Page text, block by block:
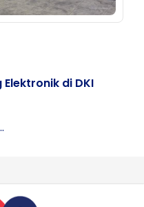
di DKI